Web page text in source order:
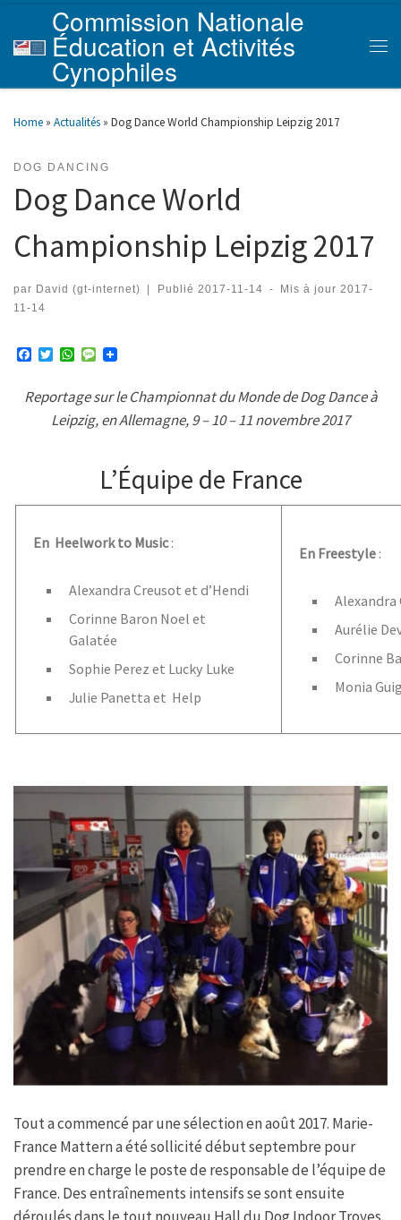
Skip to content
Commission Nationale
Éducation et Activités
Cynophiles
Home » Actualités » Dog Dance World Championship Leipzig 2017
DOG DANCING
Dog Dance World
Championship Leipzig 2017
par David (gt-internet) Publié 2017-11-14 - Mis à jour 2017-
11-14
e
T
t
t
e
W
t
A
M
s
g
Reportage sur le Championnat du Monde de Dog Dance à
Leipzig, en Allemagne, 9 – 10 – 11 novembre 2017
L’Équipe de France
En Heelwork to Music:
Alexandra Creusot et d’Hendi
Corinne Baron Noel et
Galatée
Sophie Perez et Lucky Luke
Julie Panetta et Help
En Freestyle :
Alexandra
Aurélie
Corinne
Monia
Tout a commencé par une sélection en août 2017. Marie-
France Mattern a été sollicité début septembre pour
prendre en charge le poste de responsable de l’équipe de
France. Des entraînements intensifs se sont ensuite